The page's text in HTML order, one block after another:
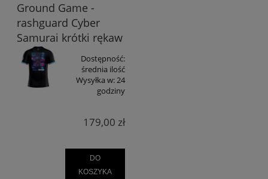
Ground Game -
rashguard Cyber
Samurai krótki rękaw
Dostępność:
średnia ilość
Wysyłka w:24
godziny
179,00 zł
DO
KOSZYKA